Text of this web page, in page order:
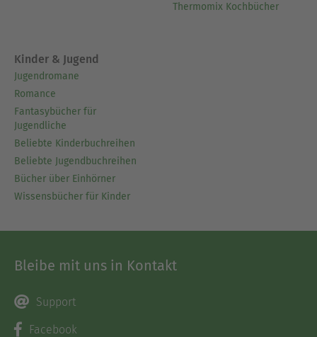
Thermomix Kochbücher
Kinder & Jugend
Jugendromane
Romance
Fantasybücher für
Jugendliche
Beliebte Kinderbuchreihen
Beliebte Jugendbuchreihen
Bücher über Einhörner
Wissensbücher für Kinder
Bleibe mit uns in Kontakt
Support
Facebook